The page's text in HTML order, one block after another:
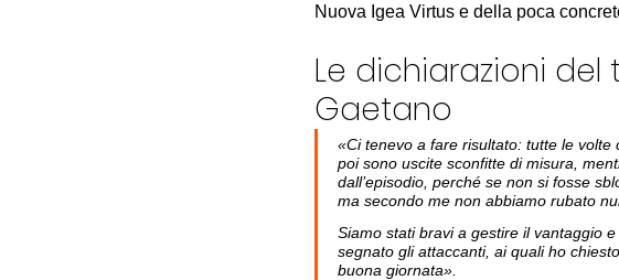
Nuova Igea Virtus e della poca
Le dichiarazioni del
Gaetano
«Ci tenevo a fare risultato: tutte le
poi sono uscite sconfitte di misura,
dall’episodio, perché se non si fosse
ma secondo me non abbiamo rubato
Siamo stati bravi a gestire il vantaggio
segnato gli attaccanti, ai quali ho
buona giornata».